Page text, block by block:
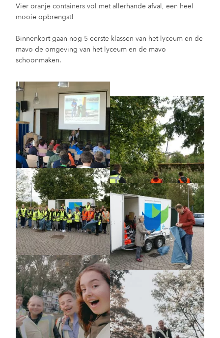
Vier oranje containers vol met allerhande afval, een heel
mooie opbrengst!
Binnenkort gaan nog 5 eerste klassen van het lyceum en de
mavo de omgeving van het lyceum en de mavo
schoonmaken.